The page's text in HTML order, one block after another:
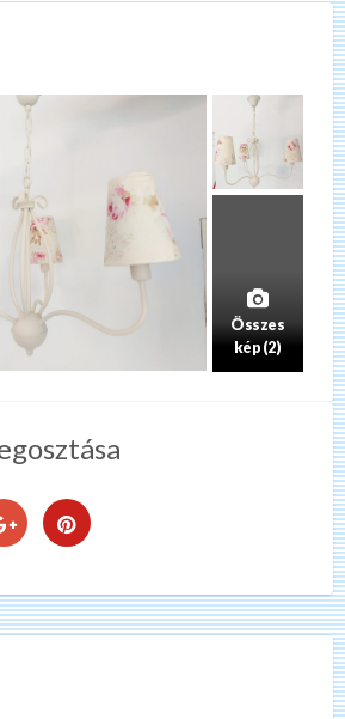
Összes
kép (2)